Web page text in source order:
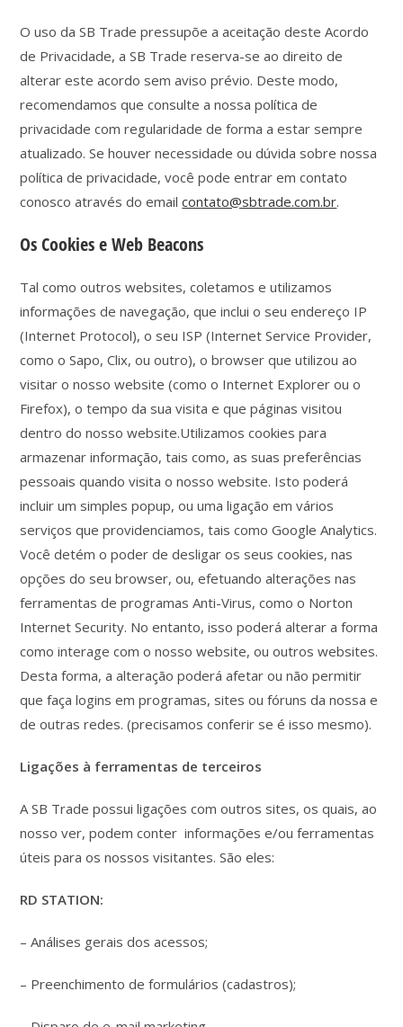
O uso da SB Trade pressupõe a aceitação deste Acordo
de Privacidade, a SB Trade reserva-se ao direito de
alterar este acordo sem aviso prévio. Deste modo,
recomendamos que consulte a nossa política de
privacidade com regularidade de forma a estar sempre
atualizado. Se houver necessidade ou dúvida sobre nossa
política de privacidade, você pode entrar em contato
conosco através do emailcontato@sbtrade.com.br.
Os Cookies e Web Beacons
Tal como outros websites, coletamos e utilizamos
informações de navegação, que inclui o seu endereço IP
(Internet Protocol), o seu ISP (Internet Service Provider,
como o Sapo, Clix, ou outro), o browser que utilizou ao
visitar o nosso website (como o Internet Explorer ou o
Firefox), o tempo da sua visita e que páginas visitou
dentro do nosso website.Utilizamos cookies para
armazenar informação, tais como, as suas preferências
pessoais quando visita o nosso website. Isto poderá
incluir um simples popup, ou uma ligação em vários
serviços que providenciamos, tais como Google Analytics.
Você detém o poder de desligar os seus cookies, nas
opções do seu browser, ou, efetuando alterações nas
ferramentas de programas Anti-Virus, como o Norton
Internet Security. No entanto, isso poderá alterar a forma
como interage com o nosso website, ou outros websites.
Desta forma, a alteração poderá afetar ou não permitir
que faça logins em programas, sites ou fóruns da nossa e
de outras redes. (precisamos conferir se é isso mesmo).
Ligações à ferramentas de terceiros
A SB Trade possui ligações com outros sites, os quais, ao
nosso ver, podem conter informações e/ou ferramentas
úteis para os nossos visitantes. São eles:
RD STATION:
– Análises gerais dos acessos;
– Preenchimento de formulários (cadastros);